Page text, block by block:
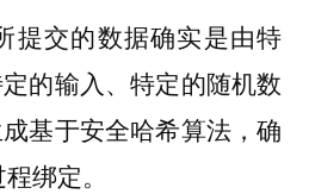
提交的数据确实是由特
的输入、特定的随机数
基于安全哈希算法，确
绑定。